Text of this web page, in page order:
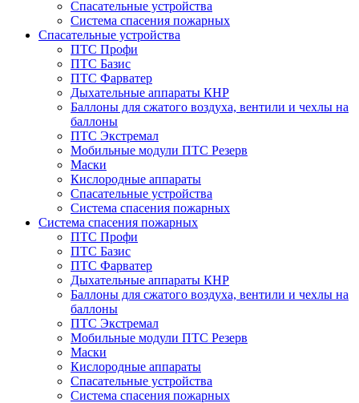
Спасательные устройства
Система спасения пожарных
Спасательные устройства
ПТС Профи
ПТС Базис
ПТС Фарватер
Дыхательные аппараты КНР
Баллоны для сжатого воздуха, вентили и чехлы на
баллоны
ПТС Экстремал
Мобильные модули ПТС Резерв
Маски
Кислородные аппараты
Спасательные устройства
Система спасения пожарных
Система спасения пожарных
ПТС Профи
ПТС Базис
ПТС Фарватер
Дыхательные аппараты КНР
Баллоны для сжатого воздуха, вентили и чехлы на
баллоны
ПТС Экстремал
Мобильные модули ПТС Резерв
Маски
Кислородные аппараты
Спасательные устройства
Система спасения пожарных